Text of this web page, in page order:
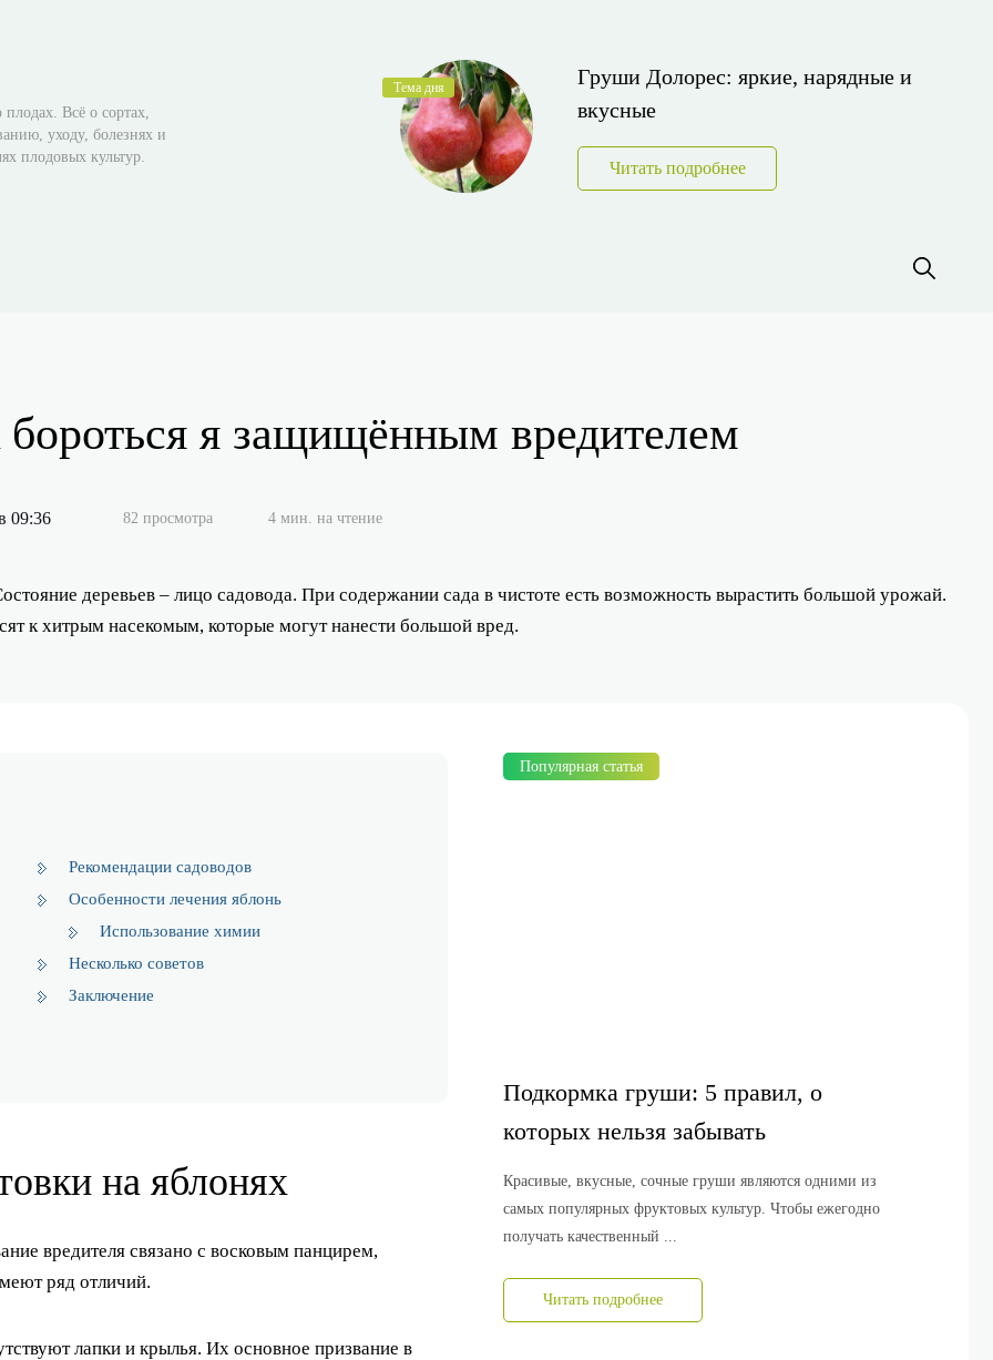
плодах. Всё о сортах,
уходу, болезнях и
плодовых культур.
Груши Долорес: яркие, нарядные и
вкусные
Читать подробнее
я защищённым вредителем
09:36 82 просмотра 4 мин. на чтение
деревьев – лицо садовода. При содержании сада в чистоте есть возможность вырастить большой урожай.
к хитрым насекомым, которые могут нанести большой вред.
Рекомендации садоводов
Особенности лечения яблонь
Использование химии
Несколько советов
Заключение
на яблонях
вредителя связано с восковым панцирем,
ряд отличий.
лапки и крылья. Их основное призвание в
Подкормка груши: 5 правил, о
которых нельзя забывать
Красивые, вкусные, сочные груши являются одними из
самых популярных фруктовых культур. Чтобы ежегодно
получать качественный ...
Читать подробнее